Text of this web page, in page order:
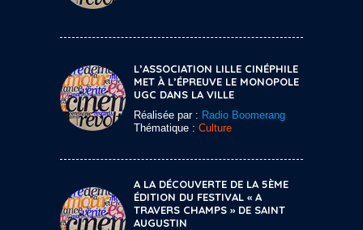
L’ASSOCIATION LILLE CINÉPHILE
MET À L’ÉPREUVE LE MONOPOLE
UGC DANS LA VILLE
Réalisée par : Radio Boomerang
Thématique : Culture
A LA DÉCOUVERTE DE LA 5ÈME
ÉDITION DU FESTIVAL « A
TRAVERS CHAMPS » DE SAINT
AUGUSTIN